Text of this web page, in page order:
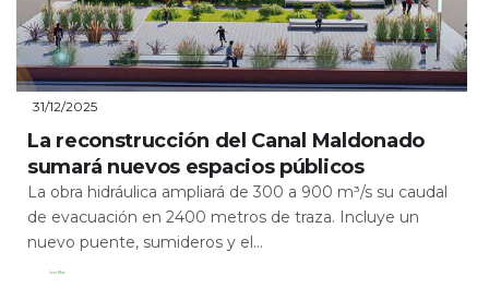
31/12/2025
La reconstrucción del Canal Maldonado
sumará nuevos espacios públicos
La obra hidráulica ampliará de 300 a 900 m³/s su caudal
de evacuación en 2400 metros de traza. Incluye un
nuevo puente, sumideros y el...
Leer Más